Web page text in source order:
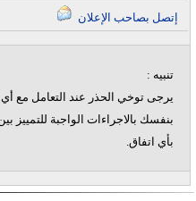
تنبيه :
يرجى توخي الحذر عند التعامل مع
بنفسك بالاجراءات الواجبة للتمييز
بأي اتفاق.